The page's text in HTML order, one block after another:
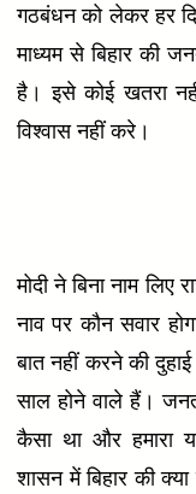
गठबंधन को लेकर हर
माध्यम से बिहार की
है। इसे कोई खतरा
विश्वास नहीं करे।
मोदी ने बिना नाम
नाव पर कौन सवार
बात नहीं करने की
साल होने वाले हैं।
कैसा था और हमारा
शासन में बिहार की